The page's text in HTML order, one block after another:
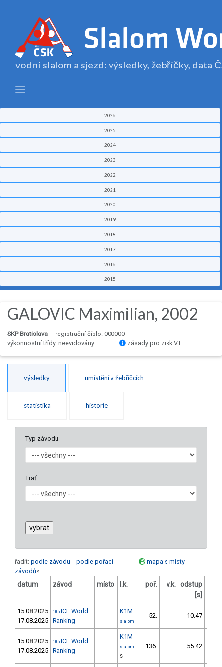
vodní slalom a sjezd: výsledky, žebříčky, data
2026
2025
2024
2023
2022
2021
2020
2019
2018
2017
2016
2015
GALOVIC Maximilian, 2002
SKP Bratislava
registrační číslo: 000000
výkonnostní třídy neevidovány
zásady pro zisk VT
výsledky umístění v žebříčcích
statistika historie
Typ závodu
Trať
řadit: podle závodu podle pořadí
mapa s místy
závodů<
datum závod místo l.k. poř. v.k. odstup
[s]
15.08.2025
17.08.2025
105 ICF World
Ranking
K1M
slalom
52. 10.47
15.08.2025
17.08.2025
105 ICF World
Ranking
K1M
slalom
S
136. 55.42